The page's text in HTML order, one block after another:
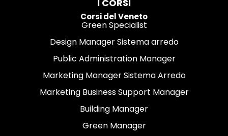
I CORSI
Corsi del Veneto
Green Specialist
Design Manager Sistema arredo
Public Administration Manager
Marketing Manager Sistema Arredo
Marketing Business Support Manager
Building Manager
Green Manager